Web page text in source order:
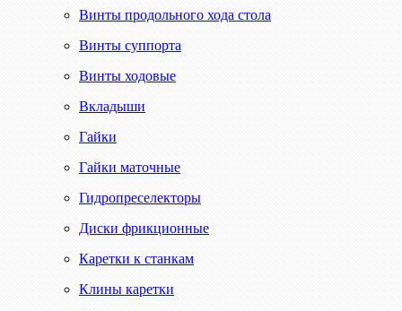
Винты продольного хода стола
Винты суппорта
Винты ходовые
Вкладыши
Гайки
Гайки маточные
Гидропреселекторы
Диски фрикционные
Каретки к станкам
Клины каретки